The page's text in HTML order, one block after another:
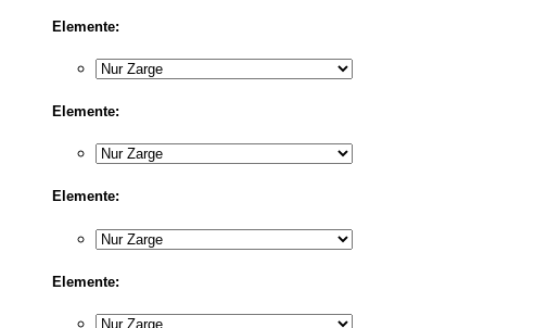
Elemente:
Elemente:
Elemente:
Elemente: